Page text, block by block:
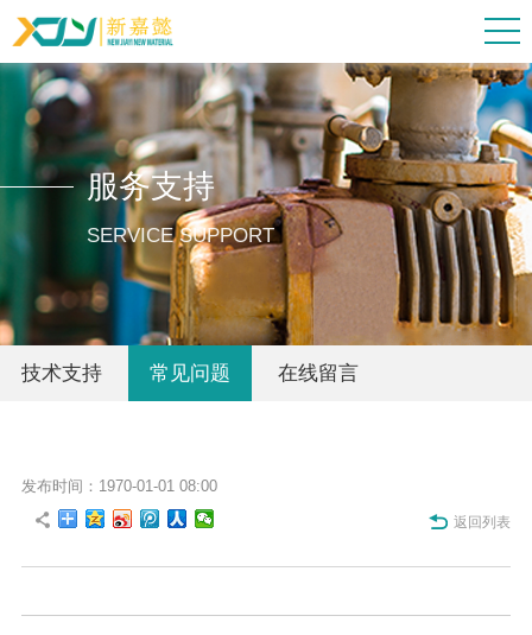
服务支持
SERVICE SUPPORT
技术支持 常见问题 在线留言
发布时间：1970-01-01 08:00
返回列表